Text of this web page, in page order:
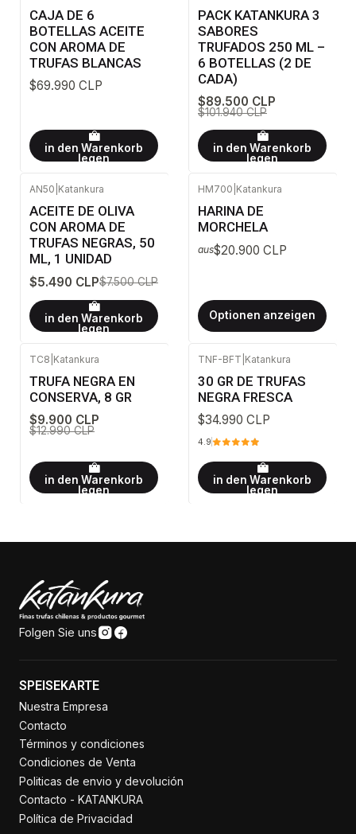
CAJA DE 6
BOTELLAS ACEITE
CON AROMA DE
TRUFAS BLANCAS
$69.990 CLP
in den Warenkorb
legen
PACK KATANKURA 3
SABORES
TRUFADOS 250 ML –
6 BOTELLAS (2 DE
CADA)
$89.500 CLP
$101.940 CLP
in den Warenkorb
legen
AN50 Katankura
ACEITE DE OLIVA
CON AROMA DE
TRUFAS NEGRAS, 50
ML, 1 UNIDAD
$5.490 CLP$7.500 CLP
in den Warenkorb
legen
HM700 Katankura
HARINA DE
MORCHELA
aus$20.900 CLP
Optionen anzeigen
TC8 Katankura
TRUFA NEGRA EN
CONSERVA, 8 GR
$9.900 CLP
$12.990 CLP
in den Warenkorb
legen
TNF-BFT Katankura
30 GR DE TRUFAS
NEGRA FRESCA
$34.990 CLP
4.9
in den Warenkorb
legen
Folgen Sie uns
SPEISEKARTE
Nuestra Empresa
Contacto
Términos y condiciones
Condiciones de Venta
Politicas de envio y devolución
Contacto - KATANKURA
Política de Privacidad